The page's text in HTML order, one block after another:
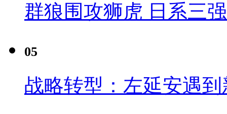
群狼围攻狮虎 日系三
05
战略转型：左延安遇